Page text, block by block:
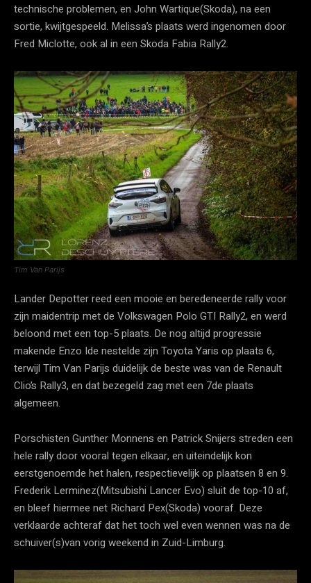
technische problemen, en John Wartique(Skoda), na een
sortie, kwijtgespeeld. Melissa’s plaats werd ingenomen door
Fred Miclotte, ook al in een Skoda Fabia Rally2.
Tim Van Parijs
Lander Depotter reed een mooie en beredeneerde rally voor
zijn maidentrip met de Volkswagen Polo GTI Rally2, en werd
beloond met een top-5 plaats. De nog altijd progressie
makende Enzo Ide nestelde zijn Toyota Yaris op plaats 6,
terwijl Tim Van Parijs duidelijk de beste was van de Renault
Clio’s Rally3, en dat bezegeld zag met een 7de plaats
algemeen.
Porschisten Gunther Monnens en Patrick Snijers streden een
hele rally door vooral tegen elkaar, en uiteindelijk kon
eerstgenoemde het halen, respectievelijk op plaatsen 8 en 9.
Frederik Lerminez(Mitsubishi Lancer Evo) sluit de top-10 af,
en bleef hiermee net Richard Pex(Skoda) vooraf. Deze
verklaarde achteraf dat het toch wel even wennen was na de
schuiver(s)van vorig weekend in Zuid-Limburg.